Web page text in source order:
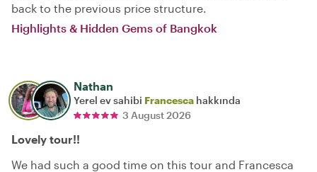
back to the previous price structure.
Highlights & Hidden Gems of Bangkok
Nathan
Yerel ev sahibi Francesca hakkında
3 August 2026
Lovely tour!!
We had such a good time on this tour and Francesca